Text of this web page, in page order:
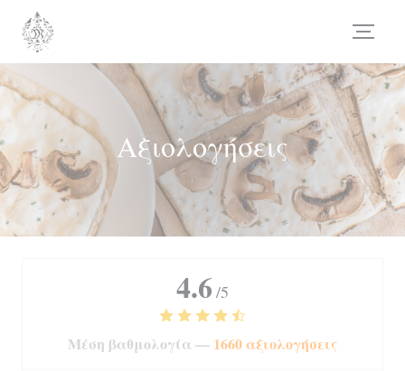
Πίνακας διαχείρισης "Μπισκότων" (Cookies)
Αξιολογήσεις
4.6 /5
Μέση βαθμολογία — 1660 αξιολογήσεις